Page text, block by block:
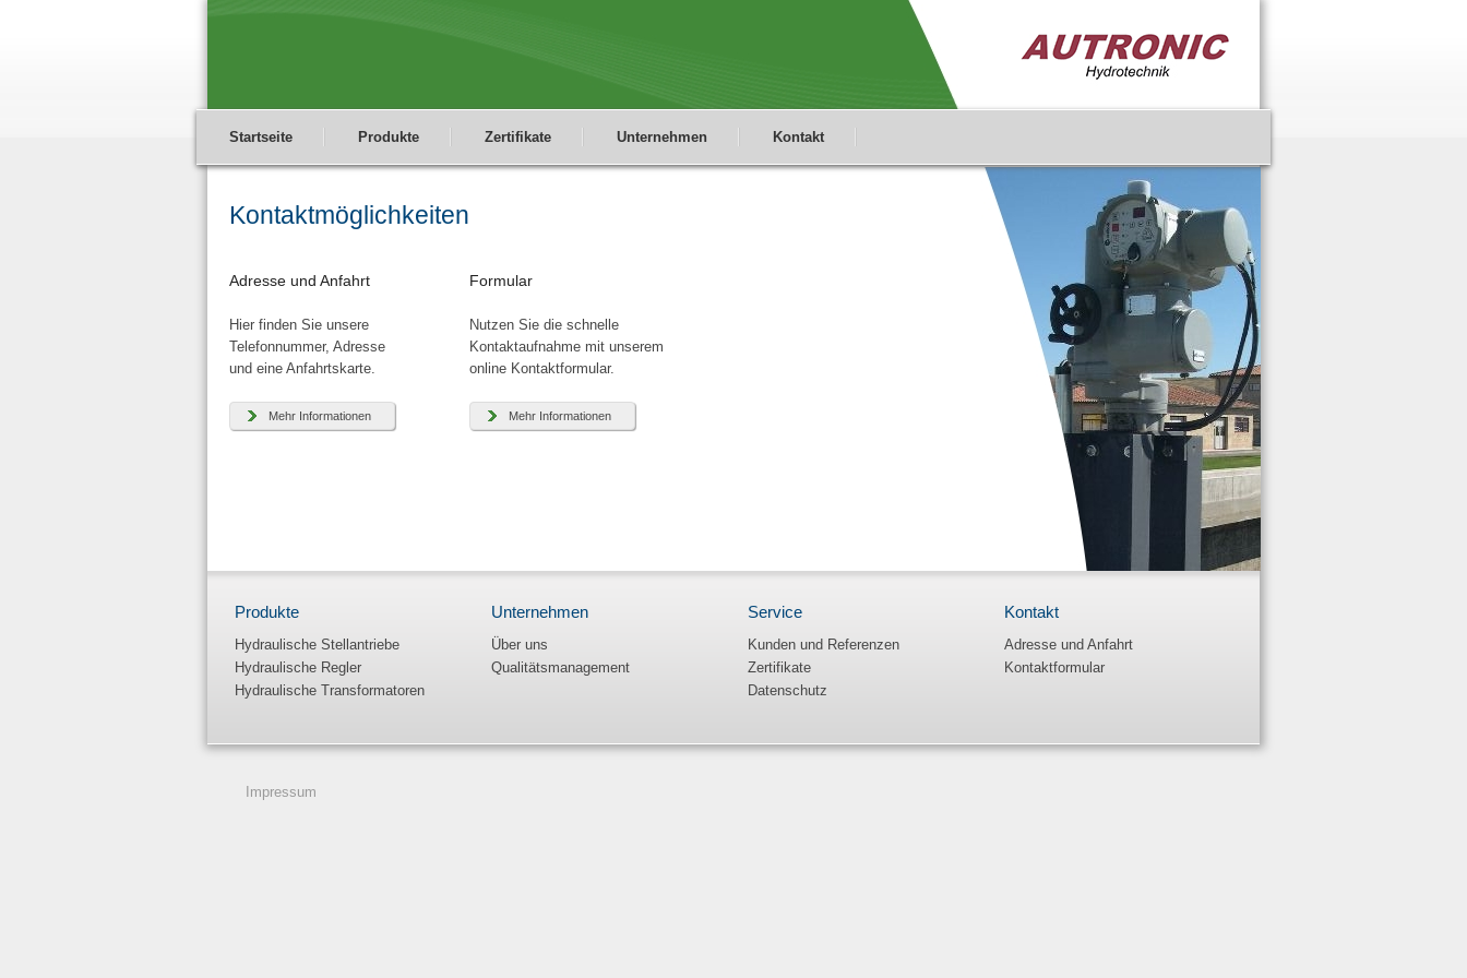
Startseite Produkte Zertifikate Unternehmen Kontakt
Kontaktmöglichkeiten
Adresse und Anfahrt
Hier finden Sie unsere
Telefonnummer, Adresse
und eine Anfahrtskarte.
Mehr Informationen
Formular
Nutzen Sie die schnelle
Kontaktaufnahme mit unserem
online Kontaktformular.
Mehr Informationen
Produkte
Hydraulische Stellantriebe
Hydraulische Regler
Hydraulische Transformatoren
Unternehmen
Über uns
Qualitätsmanagement
Service
Kunden und Referenzen
Zertifikate
Datenschutz
Kontakt
Adresse und Anfahrt
Kontaktformular
Impressum